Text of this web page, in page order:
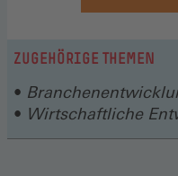
ZUGEHÖRIGE THEMEN
Wirtschaftliche